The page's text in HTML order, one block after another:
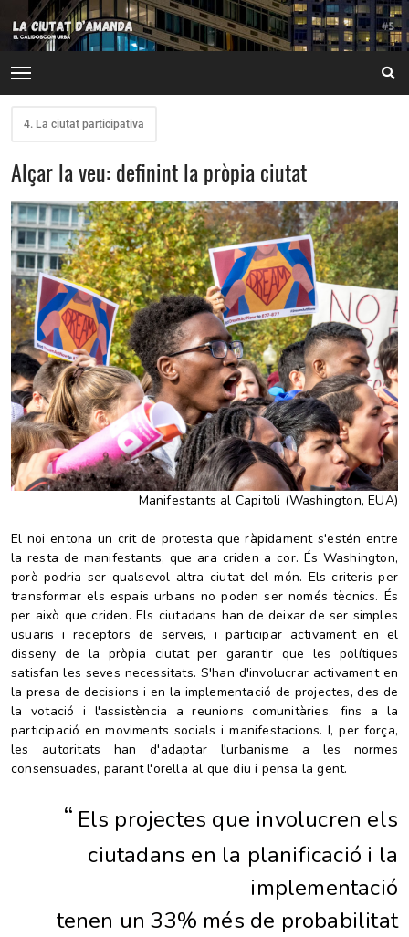
4. La ciutat participativa
Alçar la veu: definint la pròpia ciutat
Manifestants al Capitoli (Washington, EUA)
El noi entona un crit de protesta que ràpidament s'estén entre
la resta de manifestants, que ara criden a cor. És Washington,
porò podria ser qualsevol altra ciutat del món. Els criteris per
transformar els espais urbans no poden ser només tècnics. És
per això que criden. Els ciutadans han de deixar de ser simples
usuaris i receptors de serveis, i participar activament en el
disseny de la pròpia ciutat per garantir que les polítiques
satisfan les seves necessitats. S'han d'involucrar activament en
la presa de decisions i en la implementació de projectes, des de
la votació i l'assistència a reunions comunitàries, fins a la
participació en moviments socials i manifestacions. I, per força,
les autoritats han d'adaptar l'urbanisme a les normes
consensuades, parant l'orella al que diu i pensa la gent.
“ Els projectes que involucren els
ciutadans en la planificació i la
implementació
tenen un 33% més de probabilitat